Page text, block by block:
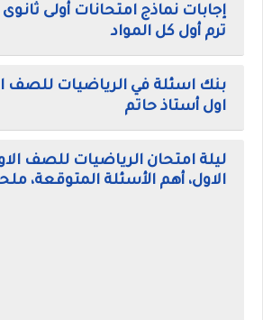
إجابات نماذج امتحانات أولى
ترم أول كل المواد
بنك اسئلة في الرياضيات للصف
اول أستاذ حاتم
ليلة امتحان الرياضيات للصف
الاول، أهم الأسئلة المتوقعة،